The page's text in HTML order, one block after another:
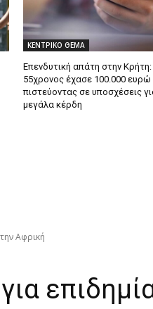
ΚΕΝΤΡΙΚΟ ΘΕΜΑ
Επενδυτική απάτη στην Κρήτη:
55χρονος έχασε 100.000 ευρώ
πιστεύοντας σε υποσχέσεις
μεγάλα κέρδη